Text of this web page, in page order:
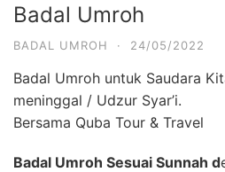
Badal Umroh
BADAL UMROH · 24/05/2022
Badal Umroh untuk Saudara
meninggal / Udzur Syar’i.
Bersama Quba Tour & Travel
Badal Umroh Sesuai Sunnah d